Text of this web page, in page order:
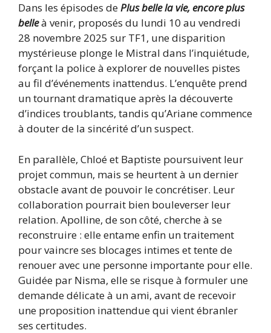
Dans les épisodes dePlus belle la vie, encore plus
belleà venir, proposés du lundi 10 au vendredi
28 novembre 2025 sur TF1, une disparition
mystérieuse plonge le Mistral dans l’inquiétude,
forçant la police à explorer de nouvelles pistes
au fil d’événements inattendus. L’enquête prend
un tournant dramatique après la découverte
d’indices troublants, tandis qu’Ariane commence
à douter de la sincérité d’un suspect.
En parallèle, Chloé et Baptiste poursuivent leur
projet commun, mais se heurtent à un dernier
obstacle avant de pouvoir le concrétiser. Leur
collaboration pourrait bien bouleverser leur
relation. Apolline, de son côté, cherche à se
reconstruire : elle entame enfin un traitement
pour vaincre ses blocages intimes et tente de
renouer avec une personne importante pour elle.
Guidée par Nisma, elle se risque à formuler une
demande délicate à un ami, avant de recevoir
une proposition inattendue qui vient ébranler
ses certitudes.